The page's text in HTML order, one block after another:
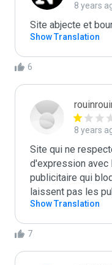
8 years
Site abjecte et
Show Translation
6
8 years
Site qui ne
d'expression avec
publicitaire qui
laissent pas les
Show Translation
7